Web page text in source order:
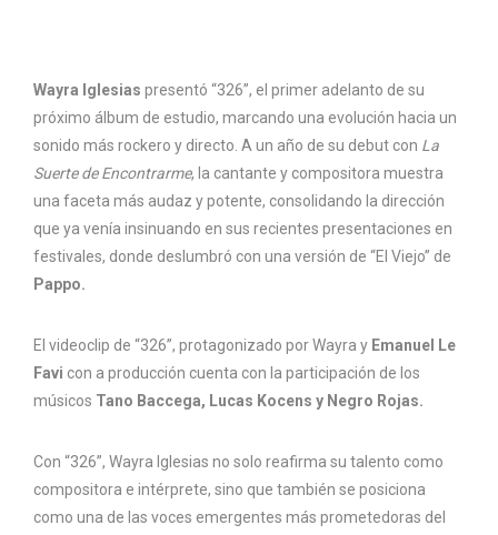
Wayra Iglesias presentó “326”, el primer adelanto de su
próximo álbum de estudio, marcando una evolución hacia un
sonido más rockero y directo. A un año de su debut con La
Suerte de Encontrarme, la cantante y compositora muestra
una faceta más audaz y potente, consolidando la dirección
que ya venía insinuando en sus recientes presentaciones en
festivales, donde deslumbró con una versión de “El Viejo” de
Pappo.
El videoclip de “326”, protagonizado por Wayra y Emanuel Le
Favi con a producción cuenta con la participación de los
músicos Tano Baccega, Lucas Kocens y Negro Rojas.
Con “326”, Wayra Iglesias no solo reafirma su talento como
compositora e intérprete, sino que también se posiciona
como una de las voces emergentes más prometedoras del